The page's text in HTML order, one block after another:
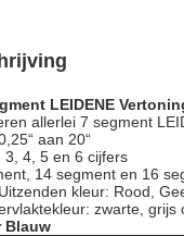
LEIDENE
allerlei 7 segment
aan 20“
4, 5 en 6 cijfers
14 segment en 16
kleur: Rood,
zwarte, grijs
Blauw